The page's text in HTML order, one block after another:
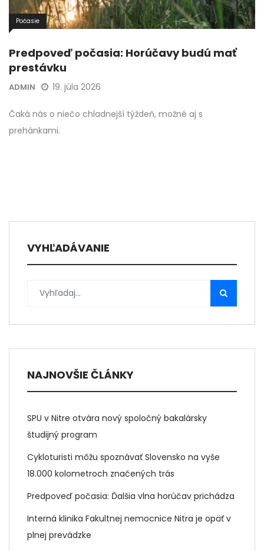
Počasie
Predpoveď počasia: Horúčavy budú mať
prestávku
ADMIN 19. júla 2026
Čaká nás o niečo chladnejší týždeň, možné aj s
prehánkami.
VYHĽADÁVANIE
NAJNOVŠIE ČLÁNKY
SPU v Nitre otvára nový spoločný bakalársky
študijný program
Cykloturisti môžu spoznávať Slovensko na vyše
18.000 kolometroch značených trás
Predpoveď počasia: Ďalšia vlna horúčav prichádza
Interná klinika Fakultnej nemocnice Nitra je opäť v
plnej prevádzke